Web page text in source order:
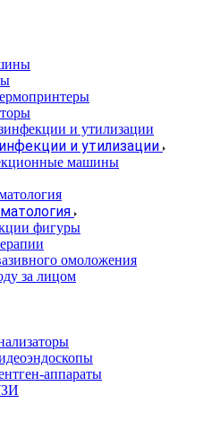
и утилизации
машины
фигуры
омоложения
за лицом
аппараты